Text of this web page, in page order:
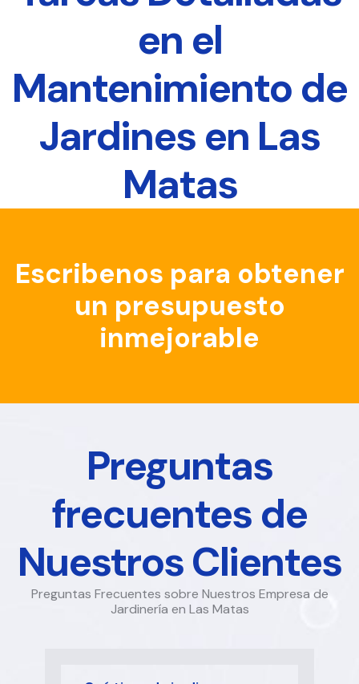
en el
Mantenimiento de
Jardines en Las
Matas
Escribenos para obtener
un presupuesto
inmejorable
Preguntas
frecuentes de
Nuestros Clientes
Preguntas Frecuentes sobre Nuestros Empresa de
Jardinería en Las Matas